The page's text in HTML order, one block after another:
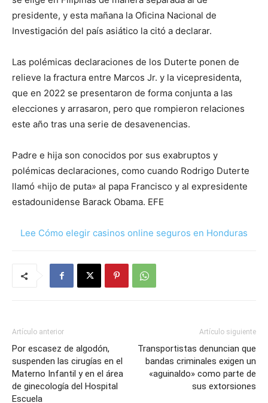
presidente, y esta mañana la Oficina Nacional de
Investigación del país asiático la citó a declarar.
Las polémicas declaraciones de los Duterte ponen de
relieve la fractura entre Marcos Jr. y la vicepresidenta,
que en 2022 se presentaron de forma conjunta a las
elecciones y arrasaron, pero que rompieron relaciones
este año tras una serie de desavenencias.
Padre e hija son conocidos por sus exabruptos y
polémicas declaraciones, como cuando Rodrigo Duterte
llamó «hijo de puta» al papa Francisco y al expresidente
estadounidense Barack Obama. EFE
Lee Cómo elegir casinos online seguros en Honduras
Artículo anterior
Por escasez de algodón,
suspenden las cirugías en el
Materno Infantil y en el área
de ginecología del Hospital
Escuela
Artículo siguiente
Transportistas denuncian que
bandas criminales exigen un
«aguinaldo» como parte de
sus extorsiones